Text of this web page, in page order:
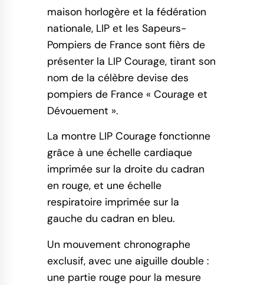
maison horlogère et la fédération
nationale, LIP et les Sapeurs-
Pompiers de France sont fièrs de
présenter la LIP Courage, tirant son
nom de la célèbre devise des
pompiers de France « Courage et
Dévouement ».
La montre LIP Courage fonctionne
grâce à une échelle cardiaque
imprimée sur la droite du cadran
en rouge, et une échelle
respiratoire imprimée sur la
gauche du cadran en bleu.
Un mouvement chronographe
exclusif, avec une aiguille double :
une partie rouge pour la mesure